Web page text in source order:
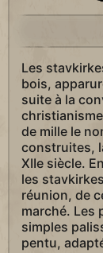
Les
bois,
suite à la
de mille le
construites,
XIIe siècle.
les
réunion, de
marché. Les
simples
pentu,